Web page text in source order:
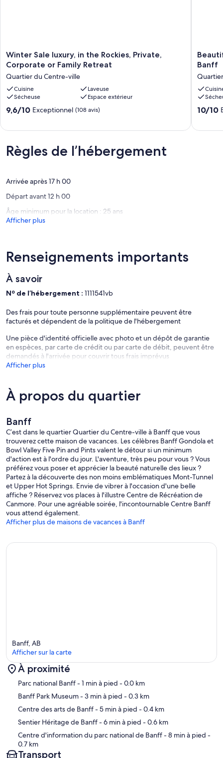
Winter
Sale
luxury,
in
the
Rockies,
Private,
Corporate
Quartier
ville
Winter Sale luxury, in the Rockies, Private,
Corporate or Family Retreat
Quartier du Centre-ville
Cuisine
Laveuse
Sécheuse
Espace extérieur
9.6
(108 avis)
9,6/10 Exceptionnel (108 avis)
Chalet
Location
in
Banff
Quartier
Banff
10.0
10/10
Règles de l’hébergement
Arrivée après 17 h 00
Départ avant 12 h 00
Âge minimum pour la location : 25 ans
Afficher plus
Renseignements importants
À savoir
Nº de l’hébergement : 1111541vb
Des frais pour toute personne supplémentaire peuvent être
facturés et dépendent de la politique de l'hébergement
Une pièce d'identité officielle avec photo et un dépôt de garantie
en espèces, par carte de crédit ou par carte de débit, peuvent être
demandés à l'arrivée pour couvrir tous frais imprévus
Afficher plus
À propos du quartier
Banff
C’est dans le quartier Quartier du Centre-ville à Banff que vous
trouverez cette maison de vacances. Les célèbres Banff Gondola et
Bowl Valley Five Pin and Pints valent le détour si un minimum
d'action est à l'ordre du jour. L'aventure, très peu pour vous ? Vous
préférez vous poser et apprécier la beauté naturelle des lieux ?
Partez à la découverte des non moins emblématiques Mont-Tunnel
et Upper Hot Springs. Envie de vibrer à l'occasion d'une belle
affiche ? Réservez vos places à l'illustre Centre de Récréation de
Canmore. Pour une agréable soirée, l'incontournable Centre Banff
vous attend également.
Afficher plus de maisons de vacances à Banff
Carte
Banff, AB
Afficher sur la carte
À proximité
Parc national Banff- 1 min à pied - 0.0 km
Banff Park Museum- 3 min à pied - 0.3 km
Centre des arts de Banff- 5 min à pied - 0.4 km
Sentier Héritage de Banff- 6 min à pied - 0.6 km
Centre d'information du parc national de Banff- 8 min à pied -
0.7 km
Transport